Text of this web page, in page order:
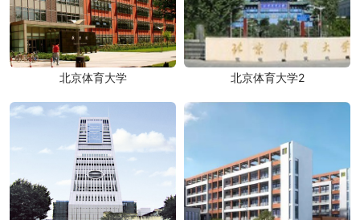
北京体育大学 北京体育大学2